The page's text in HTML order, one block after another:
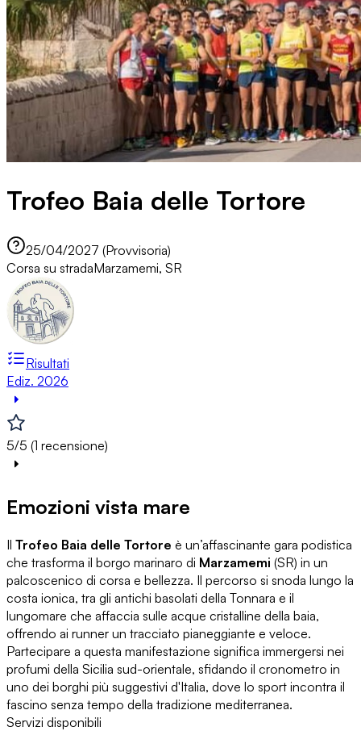
Trofeo Baia delle Tortore
25/04/2027 (Provvisoria)
Corsa su stradaMarzamemi, SR
Risultati
Ediz. 2026
5/5 (1 recensione)
Emozioni vista mare
Il Trofeo Baia delle Tortore è un’affascinante gara podistica
che trasforma il borgo marinaro di Marzamemi (SR) in un
palcoscenico di corsa e bellezza. Il percorso si snoda lungo la
costa ionica, tra gli antichi basolati della Tonnara e il
lungomare che affaccia sulle acque cristalline della baia,
offrendo ai runner un tracciato pianeggiante e veloce.
Partecipare a questa manifestazione significa immergersi nei
profumi della Sicilia sud-orientale, sfidando il cronometro in
uno dei borghi più suggestivi d'Italia, dove lo sport incontra il
fascino senza tempo della tradizione mediterranea.
Servizi disponibili